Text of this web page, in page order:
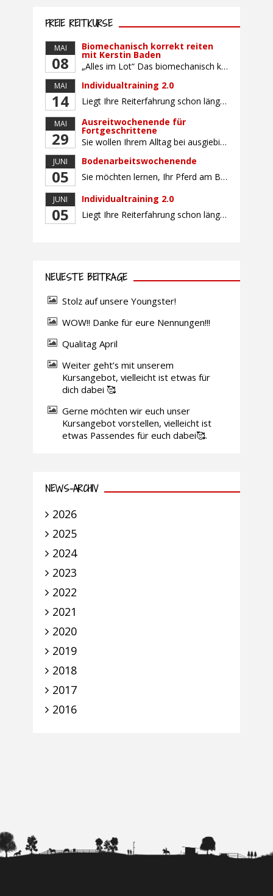
FREIE REITKURSE
MAI
08
Biomechanisch korrekt reiten
mit Kerstin Baden
„Alles im Lot“ Das biomechanisch korrekte Reiten vereint viele wichtige Erkenntnisse der Reitkunst und der Physiologie von Pferd und Reiter miteinander. Ziel ist die größtmögliche Symmetrie des Reiters, denn erst wenn „alles im Lot“ ist, kann das Pferd den Reiter ausbalanciert und losgelassen tragen. Dafür muss der Reiter lernen, die Reaktionen seines Pferdes auf seinen […]
MAI
14
Individualtraining 2.0
Liegt Ihre Reiterfahrung schon länger zurück oder fühlen Sie sich noch nicht richtig fit? Oder sind Sie bereits ein sicherer Reiter und freuen sich auf weiterführenden Unterricht? Training für Reiter:innen mit unterschiedlicher Reiterfahrung, auf die Wünsche und Kenntnisse des Einzelnen abgestimmt. Ein abwechslungsreiches Programm mit individuellem Reitunterricht mit unterschiedlichen Schwerpunkten und für Fortgeschrittene auch mit […]
MAI
29
Ausreitwochenende für
Fortgeschrittene
Sie wollen Ihrem Alltag bei ausgiebigen Ritten durch unser wunderschönes Gelände entfliehen? Dann ist das Ausreitwochenende genau das Richtige. Geübte und sichere Reiter und Reiterinnen genießen die herrliche Natur unter erfahrener Rittführung. Teilnahme mit Leih- oder eigenem Pferd möglich. Mindestteilnehmerzahl: 5 Personen
JUNI
05
Bodenarbeitswochenende
Sie möchten lernen, Ihr Pferd am Boden gezielt zu gymnastizieren und durch feine Kommunikation zu führen? Dieser Kurs vermittelt, wie gezieltes und korrektes Longieren zur gymnastizierenden Arbeit mit dem Pferd beitragen. Wir arbeiten mit Hilfe eines Kappzaums – ohne Ausbinder oder andere Hilfszügel. Im Mittelpunkt stehen feine Kommunikation, klare Körpersprache und präzise Hilfengebung mit dem […]
JUNI
05
Individualtraining 2.0
Liegt Ihre Reiterfahrung schon länger zurück oder fühlen Sie sich noch nicht richtig fit? Oder sind Sie bereits ein sicherer Reiter und freuen sich auf weiterführenden Unterricht? Training für Reiter:innen mit unterschiedlicher Reiterfahrung, auf die Wünsche und Kenntnisse des Einzelnen abgestimmt. Ein abwechslungsreiches Programm mit individuellem Reitunterricht und für Fortgeschrittene auch mit Gangtraining findet in […]
NEUESTE BEITRÄGE
Stolz auf unsere Youngster!
WOW!! Danke für eure Nennungen!!!
Qualitag April
Weiter geht’s mit unserem
Kursangebot, vielleicht ist etwas für
dich dabei 🥰
Gerne möchten wir euch unser
Kursangebot vorstellen, vielleicht ist
etwas Passendes für euch dabei🥰.
NEWS-ARCHIV
2026
2025
2024
2023
2022
2021
2020
2019
2018
2017
2016